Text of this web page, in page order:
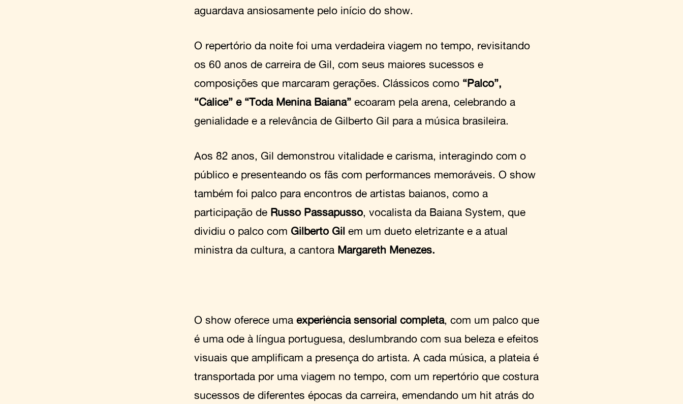
aguardava ansiosamente pelo início do show.
O repertório da noite foi uma verdadeira viagem no tempo, revisitando
os 60 anos de carreira de Gil, com seus maiores sucessos e
composições que marcaram gerações. Clássicos como “Palco”,
“Cálice” e “Toda Menina Baiana” ecoaram pela arena, celebrando a
genialidade e a relevância de Gilberto Gil para a música brasileira.
Aos 82 anos, Gil demonstrou vitalidade e carisma, interagindo com o
público e presenteando os fãs com performances memoráveis. O show
também foi palco para encontros de artistas baianos, como a
participação de Russo Passapusso, vocalista da Baiana System, que
dividiu o palco com Gilberto Gil em um dueto eletrizante e a atual
ministra da cultura, a cantora Margareth Menezes.
O show oferece uma experiência sensorial completa, com um palco que
é uma ode à língua portuguesa, deslumbrando com sua beleza e efeitos
visuais que amplificam a presença do artista. A cada música, a plateia é
transportada por uma viagem no tempo, com um repertório que costura
sucessos de diferentes épocas da carreira, emendando um hit atrás do